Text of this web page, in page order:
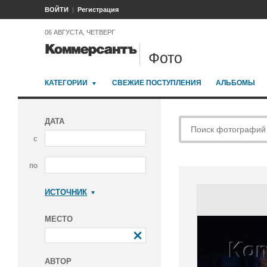
ВОЙТИ Регистрация
06 АВГУСТА, ЧЕТВЕРГ
Фото
КАТЕГОРИИ СВЕЖИЕ ПОСТУПЛЕНИЯ АЛЬБОМЫ
ДАТА
с
по
ИСТОЧНИК
МЕСТО
АВТОР